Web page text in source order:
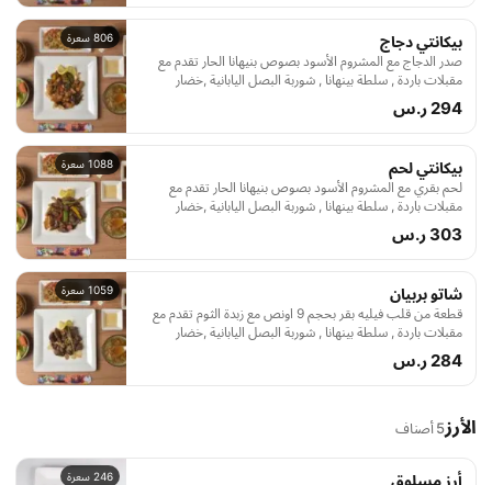
806 سعرة بيكانتي دجاج
صدر الدجاج مع المشروم الأسود بصوص بنيهانا الحار تقدم مع
مقبلات باردة , سلطة بينهانا , شوربة البصل اليابانية ,خضار
هيباشي , صوص , أرز مسلوق و شاهي اخضر
294 ر.س
1088 سعرة بيكانتي لحم
لحم بقري مع المشروم الأسود بصوص بنيهانا الحار تقدم مع
مقبلات باردة , سلطة بينهانا , شوربة البصل اليابانية ,خضار
هيباشي , صوص , أرز مسلوق و شاهي اخضر
303 ر.س
1059 سعرة شاتو بربيان
قطعة من قلب فيليه بقر بحجم 9 اونص مع زبدة الثوم تقدم مع
مقبلات باردة , سلطة بينهانا , شوربة البصل اليابانية ,خضار
هيباشي , صوص , أرز مسلوق و شاهي اخضر
284 ر.س
الأرز5 أصناف
246 سعرة أرز مسلوق